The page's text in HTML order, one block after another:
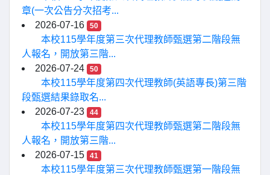
章(一次公告分次招考...
2026-07-16
50
本校115學年度第三次代理教師甄選第二階段無
人報名，開放第三階...
2026-07-24
50
本校115學年度第四次代理教師(英語專長)第三階
段甄選結果錄取名...
2026-07-23
44
本校115學年度第四次代理教師甄選第二階段無
人報名，開放第三階...
2026-07-15
41
本校115學年度第三次代理教師甄選第一階段無